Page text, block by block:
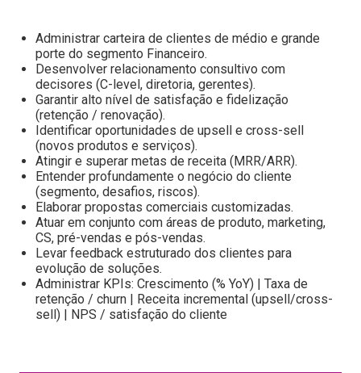
Administrar carteira de clientes de médio e grande
porte do segmento Financeiro.
Desenvolver relacionamento consultivo com
decisores (C-level, diretoria, gerentes).
Garantir alto nível de satisfação e fidelização
(retenção / renovação).
Identificar oportunidades de upsell e cross-sell
(novos produtos e serviços).
Atingir e superar metas de receita (MRR/ARR).
Entender profundamente o negócio do cliente
(segmento, desafios, riscos).
Elaborar propostas comerciais customizadas.
Atuar em conjunto com áreas de produto, marketing,
CS, pré-vendas e pós-vendas.
Levar feedback estruturado dos clientes para
evolução de soluções.
Administrar KPIs: Crescimento (% YoY) | Taxa de
retenção / churn | Receita incremental (upsell/cross-
sell) | NPS / satisfação do cliente